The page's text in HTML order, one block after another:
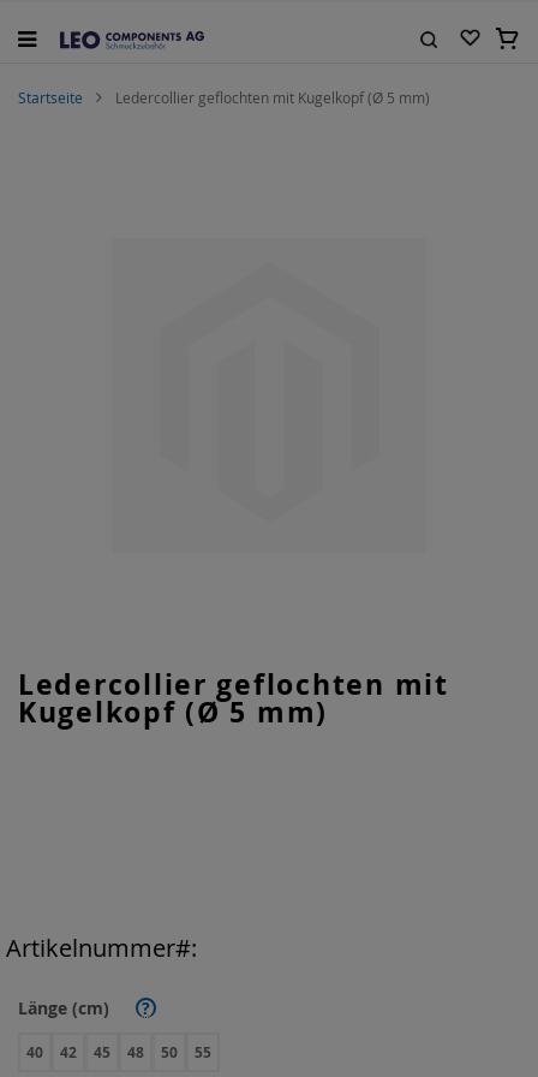
Inhalt
Startseite Ledercollier geflochten mit Kugelkopf (Ø 5 mm)
Ledercollier geflochten mit
Kugelkopf (Ø 5 mm)
Länge (cm) ?
40 42 45 48 50 55
Artikelnummer
Anfang
der
Bildgalerie